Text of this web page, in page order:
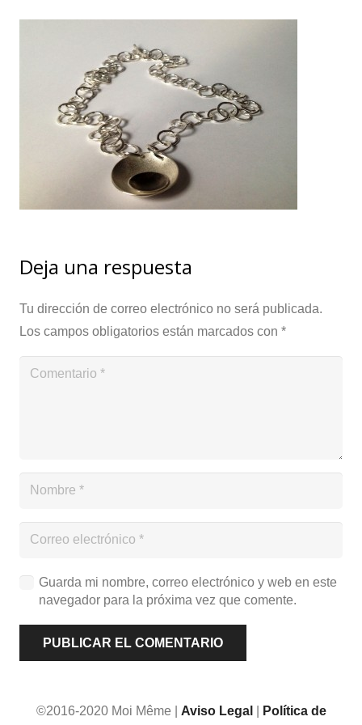
Deja una respuesta
Tu dirección de correo electrónico no será publicada.
Los campos obligatorios están marcados con *
Guarda mi nombre, correo electrónico y web en este
navegador para la próxima vez que comente.
PUBLICAR EL COMENTARIO
©2016-2020 Moi Même | Aviso Legal Política de